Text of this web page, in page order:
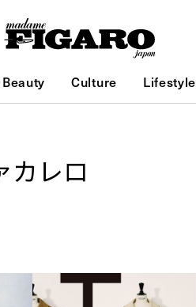
Beauty Culture Lifestyle
カレロ